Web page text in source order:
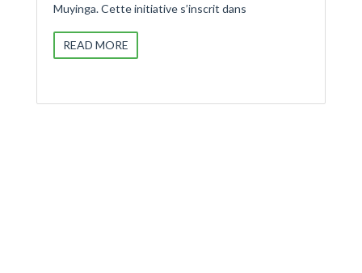
Muyinga. Cette initiative s’inscrit dans
READ MORE